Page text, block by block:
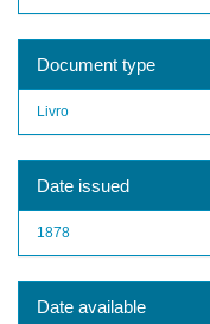
Document type
Livro
Date issued
1878
Date available